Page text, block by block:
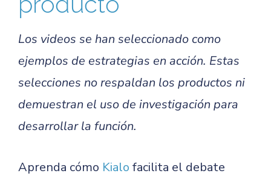
Los videos se han seleccionado como
ejemplos de estrategias en acción. Estas
selecciones no respaldan los productos ni
demuestran el uso de investigación para
desarrollar la función.
Aprenda cómo Kialo facilita el debate